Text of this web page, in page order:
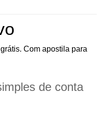
Com apostila para
de conta